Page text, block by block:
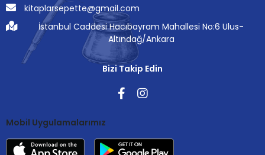
kitaplarsepette@gmail.com
İstanbul Caddesi Hacıbayram Mahallesi No:6 Ulus-
Altındağ/Ankara
Bizi Takip Edin
Mobil Uygulamalarımız